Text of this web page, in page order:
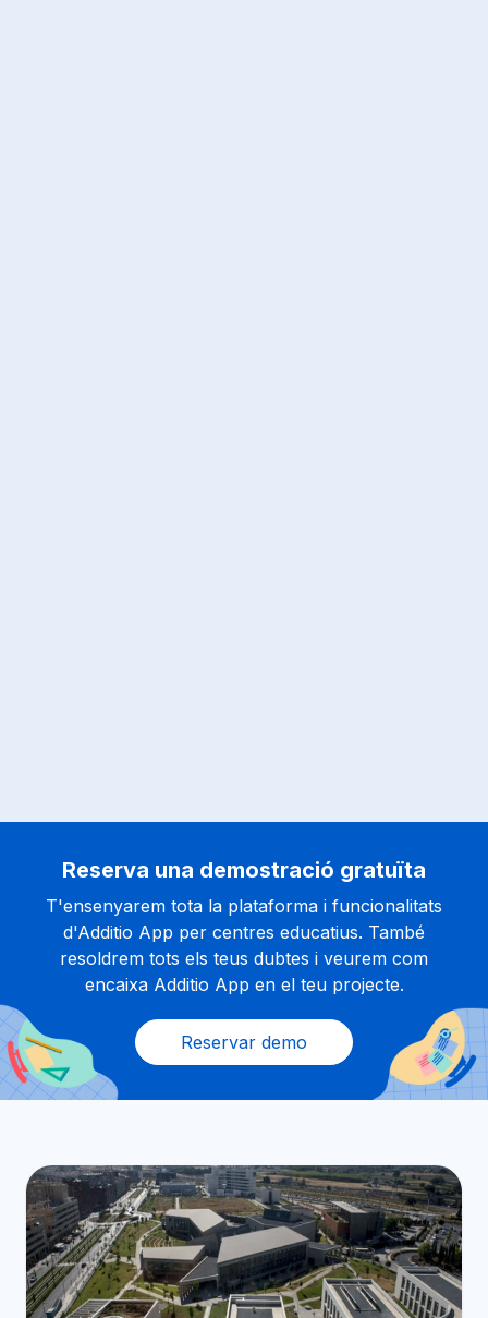
Reserva una demostració gratuïta
T'ensenyarem tota la plataforma i funcionalitats
d'Additio App per centres educatius. També
resoldrem tots els teus dubtes i veurem com
encaixa Additio App en el teu projecte.
Reservar demo